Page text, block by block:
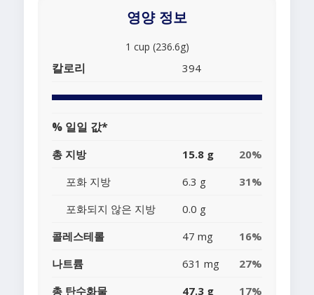
영양 정보
1 cup (236.6g)
칼로리 394
% 일일 값*
총 지방 15.8 g
20%
포화 지방
6.3 g
31%
포화되지 않은 지방
0.0 g
콜레스테롤
47 mg
16%
나트륨
631 mg
27%
총 탄수화물
47.3 g 17%